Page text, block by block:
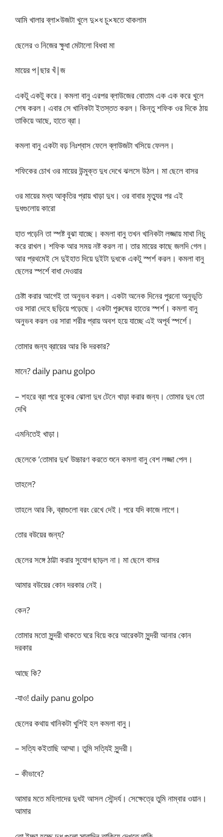
আমি খালার ব্লা×উজটা খুলে দু×ধ চু×ষতে থাকলাম
ছেলের ও নিজের ক্ষুধা মেটালো বিধবা মা
মায়ের প|ছার খঁ|জ
একটু একটু করে। কমলা বানু এরপর ব্লাউজের বোতাম এক এক করে খুলে
শেষ করল। এবার সে খানিকটা ইতস্তত করল। কিন্তু শফিক ওর দিকে ঠায়
তাকিয়ে আছে, হাতে ব্রা।
কমলা বানু একটা বড় নিঃশ্বাস ফেলে ব্লাউজটা খসিয়ে ফেলল।
শফিকের চোখ ওর মায়ের উন্মুক্ত দুধ দেখে ঝলসে উঠল। মা ছেলে বাসর
ওর মায়ের মধ্য আকৃতির প্রায় খাড়া দুধ। ওর বাবার মৃত্যুর পর এই
দুধগুলোয় কারো
হাত পড়েনি তা স্পষ্ট বুঝা যাচ্ছে। কমলা বানু তখন খানিকটা লজ্জায় মাথা নিচু
করে রাখল। শফিক আর সময় নষ্ট করল না। তার মায়ের কাছে জলদি গেল।
আর প্রথমেই সে দুইহাত দিয়ে দুইটা দুধকে একটু স্পর্শ করল। কমলা বানু
ছেলের স্পর্শে বাধা দেওয়ার
চেষ্টা করার আগেই তা অনুভব করল। একটা অনেক দিনের পুরনো অনুভূতি
ওর সারা দেহে ছড়িয়ে পড়েছে। একটা পুরুষের হাতের স্পর্শ। কমলা বানু
অনুভব করল ওর সারা শরীর প্রায় অবশ হয়ে যাচ্ছে এই অপূর্ব স্পর্শে।
তোমার জন্য ব্রায়ের আর কি দরকার?
মানে? daily panu golpo
– শহরে ব্রা পরে বুকের ঝোলা দুধ টেনে খাড়া করার জন্য। তোমার দুধ তো
দেখি
এমনিতেই খাড়া।
ছেলেকে ‘তোমার দুধ’ উচ্চারণ করতে শুনে কমলা বানু বেশ লজ্জা পেল।
তাহলে?
তাহলে আর কি, ব্রাগুলো বরং রেখে দেই। পরে যদি কাজে লাগে।
তোর বউয়ের জন্য?
ছেলের সঙ্গে ঠাট্টা করার সুযোগ ছাড়ল না। মা ছেলে বাসর
আমার বউয়ের কোন দরকার নেই।
কেন?
তোমার মতো সুন্দরী থাকতে ঘরে বিয়ে করে আরেকটা সুন্দরী আনার কোন
দরকার
আছে কি?
-যাও! daily panu golpo
ছেলের কথায় খানিকটা খুশিই হল কমলা বানু।
– সত্যি কইতাছি আম্মা। তুমি সত্যিই সুন্দরী।
– কীভাবে?
আমার মতে মহিলাদের দুধই আসল সৌন্দর্য। সেক্ষেত্রে তুমি নাম্বার ওয়ান।
আমার